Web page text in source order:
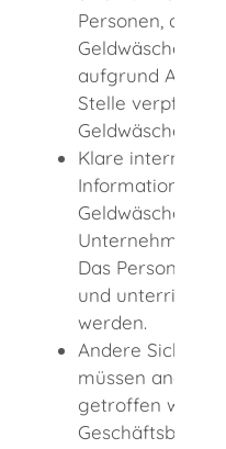
Personen, die
aufgrund
Stelle
Klare interne
Unternehmens
Das Personal
und unterrichtet
werden.
Andere
müssen
getroffen